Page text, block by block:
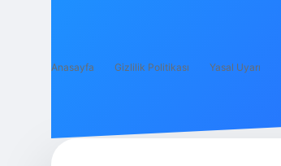
Anasayfa Gizlilik Politikası Yasal Uyarı